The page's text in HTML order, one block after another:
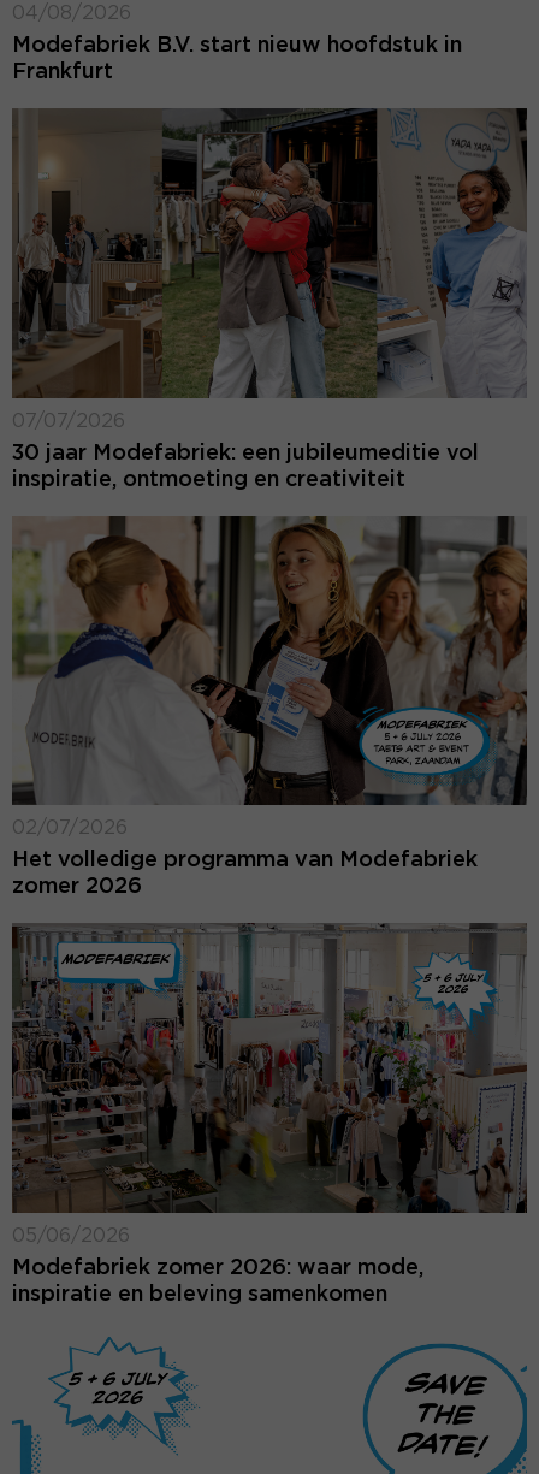
04/08/2026
Modefabriek B.V. start nieuw hoofdstuk in
Frankfurt
07/07/2026
30 jaar Modefabriek: een jubileumeditie vol
inspiratie, ontmoeting en creativiteit
02/07/2026
Het volledige programma van Modefabriek
zomer 2026
05/06/2026
Modefabriek zomer 2026: waar mode,
inspiratie en beleving samenkomen